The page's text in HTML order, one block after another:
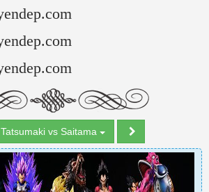
Tatsumaki vs Saitama